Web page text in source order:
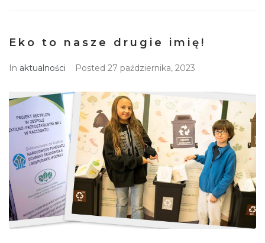
Eko to nasze drugie imię!
In aktualności Posted 27 października, 2023